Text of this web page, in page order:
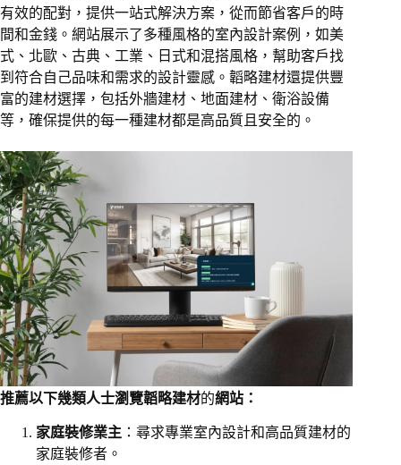
有效的配對，提供一站式解決方案，從而節省客戶的時
間和金錢。網站展示了多種風格的室內設計案例，如美
式、北歐、古典、工業、日式和混搭風格，幫助客戶找
到符合自己品味和需求的設計靈感。韜略建材還提供豐
富的建材選擇，包括外牆建材、地面建材、衛浴設備
等，確保提供的每一種建材都是高品質且安全的。
推薦以下幾類人士瀏覽韜略建材的網站：
家庭裝修業主 ：尋求專業室內設計和高品質建材的
家庭裝修者。